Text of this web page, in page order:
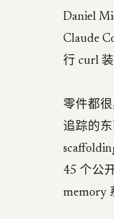
Daniel
Claude
行 curl
零件都很
追踪的东
45 个公
memory